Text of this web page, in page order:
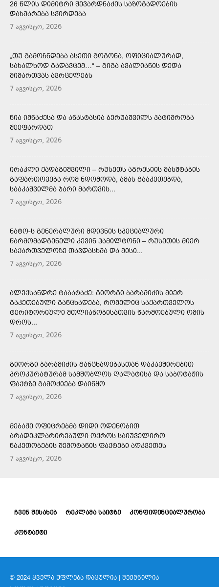
26 ᲬᲚᲘᲡ ᲓᲘᲛᲘᲢᲠᲘ ᲨᲔᲕᲐᲠᲓᲜᲐᲫᲔᲡ ᲡᲐᲖᲝᲒᲐᲓᲝᲔᲑᲘᲡ
ᲓᲐᲮᲛᲐᲠᲔᲑᲐ ᲡᲭᲘᲠᲓᲔᲑᲐ
7 აგვისტო, 2026
„ᲗᲣ ᲒᲐᲛᲝᲩᲜᲓᲔᲑᲐ ᲐᲡᲔᲗᲘ ᲒᲝᲒᲝᲜᲐ, ᲝᲤᲘᲪᲘᲐᲚᲣᲠᲐᲓ,
ᲡᲐᲮᲐᲚᲮᲝᲓ ᲒᲐᲓᲐᲕᲪᲔᲛ…“ – ᲒᲘᲒᲐ ᲐᲕᲐᲚᲘᲐᲜᲘᲡ ᲓᲔᲓᲐ
ᲛᲘᲛᲐᲠᲗᲕᲐᲡ ᲐᲕᲠᲪᲔᲚᲔᲑᲡ
7 აგვისტო, 2026
ᲜᲘᲐ ᲘᲛᲜᲐᲫᲔᲡᲐ ᲓᲐ ᲐᲜᲐᲡᲢᲐᲡᲘᲐ ᲑᲔᲠᲣᲐᲨᲕᲘᲚᲡ ᲞᲐᲢᲘᲛᲠᲝᲑᲐ
ᲨᲔᲔᲤᲐᲠᲓᲐᲗ
7 აგვისტო, 2026
ᲘᲠᲐᲙᲚᲘ ᲥᲐᲓᲐᲒᲘᲨᲕᲘᲚᲘ – ᲠᲣᲡᲔᲗᲡ ᲐᲒᲠᲔᲡᲘᲘᲡ ᲛᲐᲡᲨᲢᲐᲑᲘᲡ
ᲒᲐᲤᲐᲠᲗᲝᲕᲔᲑᲐ ᲠᲝᲛ ᲜᲓᲝᲛᲝᲓᲐ, ᲐᲛᲐᲡ ᲒᲐᲐᲙᲔᲗᲔᲑᲓᲐ,
ᲡᲐᲐᲙᲐᲨᲕᲘᲚᲛᲐ ᲯᲐᲠᲘ ᲛᲐᲠᲗᲕᲘᲡ...
7 აგვისტო, 2026
ᲜᲐᲢᲝ-Ს ᲒᲔᲜᲔᲠᲐᲚᲣᲠᲘ ᲛᲓᲘᲕᲜᲘᲡ ᲡᲞᲔᲪᲘᲐᲚᲣᲠᲘ
ᲬᲐᲠᲛᲝᲛᲐᲓᲒᲔᲜᲔᲚᲘ ᲙᲔᲕᲘᲜ ᲰᲐᲛᲘᲚᲢᲝᲜᲘ – ᲠᲣᲡᲔᲗᲘᲡ ᲛᲘᲔᲠ
ᲡᲐᲥᲐᲠᲗᲕᲔᲚᲝᲖᲔ ᲗᲐᲕᲓᲐᲡᲮᲛᲐ ᲓᲐ ᲛᲘᲡᲘ...
7 აგვისტო, 2026
ᲐᲚᲔᲥᲡᲐᲜᲓᲠᲔ ᲢᲐᲑᲐᲢᲐᲫᲔ: ᲒᲘᲝᲠᲒᲘ ᲑᲐᲠᲐᲛᲘᲫᲘᲡ ᲛᲘᲔᲠ
ᲒᲐᲙᲔᲗᲔᲑᲣᲚᲘ ᲒᲐᲜᲪᲮᲐᲓᲔᲑᲐ, ᲠᲝᲛᲔᲚᲘᲪ ᲡᲐᲥᲐᲠᲗᲕᲔᲚᲝᲡ
ᲢᲔᲠᲘᲢᲝᲠᲘᲣᲚᲘ ᲛᲗᲚᲘᲐᲜᲝᲑᲘᲡᲐᲗᲕᲘᲡ ᲬᲐᲠᲛᲝᲔᲑᲣᲚᲘ ᲝᲛᲘᲡ
ᲓᲠᲝᲡ...
7 აგვისტო, 2026
ᲒᲘᲝᲠᲒᲘ ᲑᲐᲠᲐᲛᲘᲫᲘᲡ ᲒᲐᲜᲪᲮᲐᲓᲔᲑᲐᲡᲗᲐᲜ ᲓᲐᲙᲐᲕᲨᲘᲠᲔᲑᲘᲗ
ᲞᲠᲝᲙᲣᲠᲐᲢᲣᲠᲐᲛ ᲡᲐᲛᲨᲝᲑᲚᲝᲡ ᲦᲐᲚᲐᲢᲘᲡᲐ ᲓᲐ ᲡᲐᲑᲝᲢᲐᲟᲘᲡ
ᲤᲐᲥᲢᲖᲔ ᲒᲐᲛᲝᲫᲘᲔᲑᲐ ᲓᲐᲘᲬᲧᲝ
7 აგვისტო, 2026
ᲛᲔᲑᲐᲟᲔ ᲝᲤᲘᲪᲠᲔᲑᲛᲐ ᲓᲘᲓᲘ ᲝᲓᲔᲜᲝᲑᲘᲗ
ᲐᲠᲐᲓᲔᲙᲚᲐᲠᲘᲠᲔᲑᲣᲚᲘ ᲝᲥᲠᲝᲡ ᲡᲐᲘᲣᲕᲔᲚᲘᲠᲝ
ᲜᲐᲙᲔᲗᲝᲑᲔᲑᲘᲡ ᲨᲔᲛᲝᲢᲐᲜᲘᲡ ᲤᲐᲥᲢᲔᲑᲘ ᲐᲦᲙᲕᲔᲗᲔᲡ
7 აგვისტო, 2026
ᲩᲕᲔᲜ ᲨᲔᲡᲐᲮᲔᲑ ᲠᲔᲙᲚᲐᲛᲐ ᲡᲐᲘᲢᲖᲔ ᲙᲝᲜᲤᲘᲓᲔᲜᲪᲘᲐᲚᲣᲠᲝᲑᲐ
ᲙᲝᲜᲢᲐᲥᲢᲘ
© 2024 ᲧᲕᲔᲚᲐ ᲣᲤᲚᲔᲑᲐ ᲓᲐᲪᲣᲚᲘᲐ | ᲨᲔᲥᲛᲜᲘᲚᲘᲐ